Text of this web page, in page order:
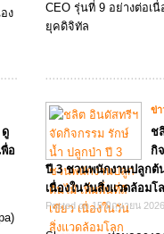
ง
CEO รุ่นที่ 9 อย่างต่อเ
ยุคดิจิทัล
อ
ข่า
ช
กิ
ปี 3 ชวนพนักงานปลูกต้
เนื่องในวันสิ่งแวดล้อมโ
Posted on 15 มิถุนายน 2026